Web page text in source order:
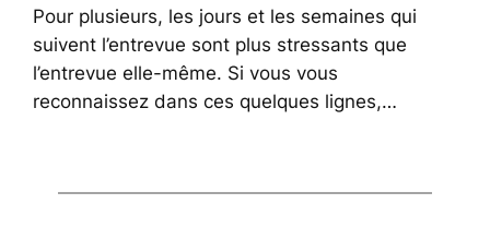
Pour plusieurs, les jours et les semaines qui
suivent l’entrevue sont plus stressants que
l’entrevue elle-même. Si vous vous
reconnaissez dans ces quelques lignes,…